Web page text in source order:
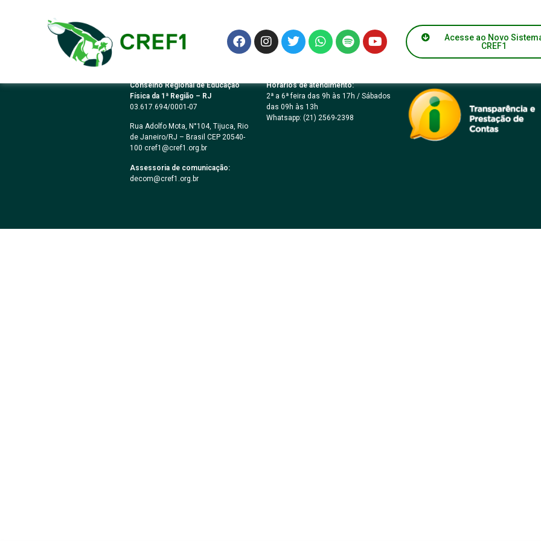
Acesse ao Novo
CREF1
Podcast Nº 27
Conselho Regional de Educação
Física da 1ª Região – RJ
03.617.694/0001-07
Rua Adolfo Mota, N°104, Tijuca, Rio
de Janeiro/RJ – Brasil CEP 20540-
100 cref1@cref1.org.br
Assessoria de comunicação:
decom@cref1.org.br
Horários de atendimento:
2ª a 6ª feira das 9h às 17h / Sábados
das 09h às 13h
Whatsapp: (21) 2569-2398